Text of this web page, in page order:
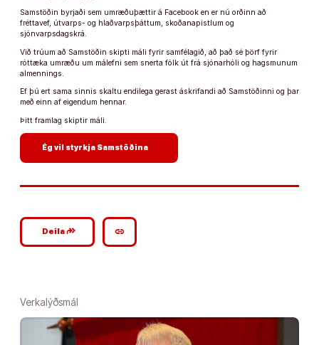
Samstöðin byrjaði sem umræðuþættir á Facebook en er nú orðinn að
fréttavef, útvarps- og hlaðvarpsþáttum, skoðanapistlum og
sjónvarpsdagskrá.
Við trúum að Samstöðin skipti máli fyrir samfélagið, að það sé þörf fyrir
róttæka umræðu um málefni sem snerta fólk út frá sjónarhóli og hagsmunum
almennings.
Ef þú ert sama sinnis skaltu endilega gerast áskrifandi að Samstöðinni og þar
með einn af eigendum hennar.
Þitt framlag skiptir máli.
Ég vil styrkja Samstöðina
Deilagoogle_plus_reshare link
Verkalýðsmál